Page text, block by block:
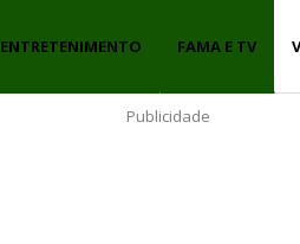
ENTRETENIMENTO FAMA E TV
Publicidade